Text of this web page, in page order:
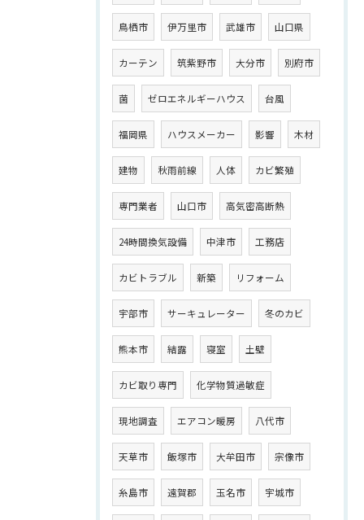
鳥栖市 伊万里市 武雄市 山口県
カーテン 筑紫野市 大分市 別府市
菌 ゼロエネルギーハウス 台風
福岡県 ハウスメーカー 影響 木材
建物 秋雨前線 人体 カビ繁殖
専門業者 山口市 高気密高断熱
24時間換気設備 中津市 工務店
カビトラブル 新築 リフォーム
宇部市 サーキュレーター 冬のカビ
熊本市 結露 寝室 土壁
カビ取り専門 化学物質過敏症
現地調査 エアコン暖房 八代市
天草市 飯塚市 大牟田市 宗像市
糸島市 遠賀郡 玉名市 宇城市